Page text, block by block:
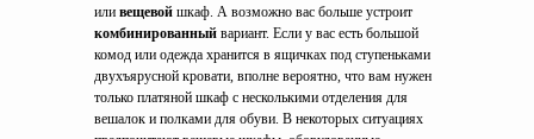
или вещевой шкаф. А возможно вас больше устроит
комбинированный вариант. Если у вас есть большой
комод или одежда хранится в ящичках под ступеньками
двухъярусной кровати, вполне вероятно, что вам нужен
только платяной шкаф с несколькими отделения для
вешалок и полками для обуви. В некоторых ситуациях